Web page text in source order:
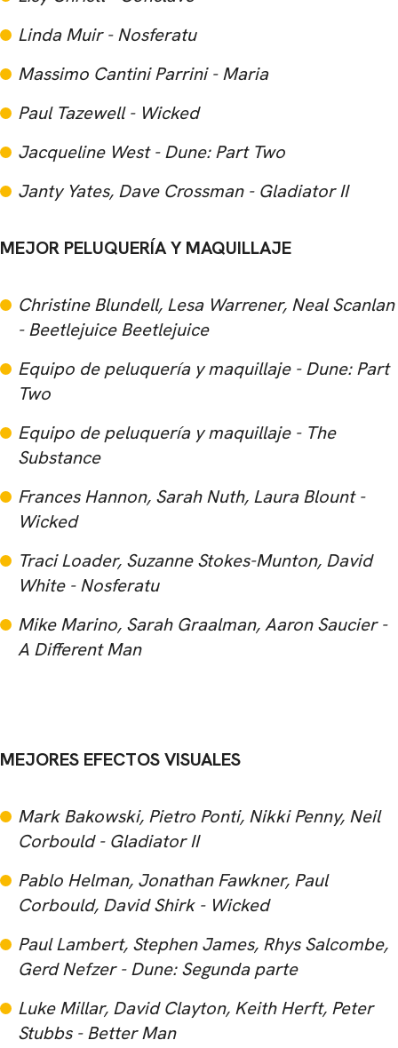
Linda Muir - Nosferatu
Massimo Cantini Parrini - Maria
Paul Tazewell - Wicked
Jacqueline West - Dune: Part Two
Janty Yates, Dave Crossman - Gladiator II
MEJOR PELUQUERÍA Y MAQUILLAJE
Christine Blundell, Lesa Warrener, Neal Scanlan
- Beetlejuice Beetlejuice
Equipo de peluquería y maquillaje - Dune: Part
Two
Equipo de peluquería y maquillaje - The
Substance
Frances Hannon, Sarah Nuth, Laura Blount -
Wicked
Traci Loader, Suzanne Stokes-Munton, David
White - Nosferatu
Mike Marino, Sarah Graalman, Aaron Saucier -
A Different Man
MEJORES EFECTOS VISUALES
Mark Bakowski, Pietro Ponti, Nikki Penny, Neil
Corbould - Gladiator II
Pablo Helman, Jonathan Fawkner, Paul
Corbould, David Shirk - Wicked
Paul Lambert, Stephen James, Rhys Salcombe,
Gerd Nefzer - Dune: Segunda parte
Luke Millar, David Clayton, Keith Herft, Peter
Stubbs - Better Man